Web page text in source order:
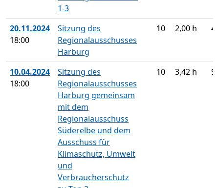
1-3
20.11.2024
18:00
Sitzung des
Regionalausschusses
Harburg
10 2,00 h
10.04.2024
18:00
Sitzung des
Regionalausschusses
Harburg gemeinsam
mit dem
Regionalausschuss
Süderelbe und dem
Ausschuss für
Klimaschutz, Umwelt
und
Verbraucherschutz
10 3,42 h